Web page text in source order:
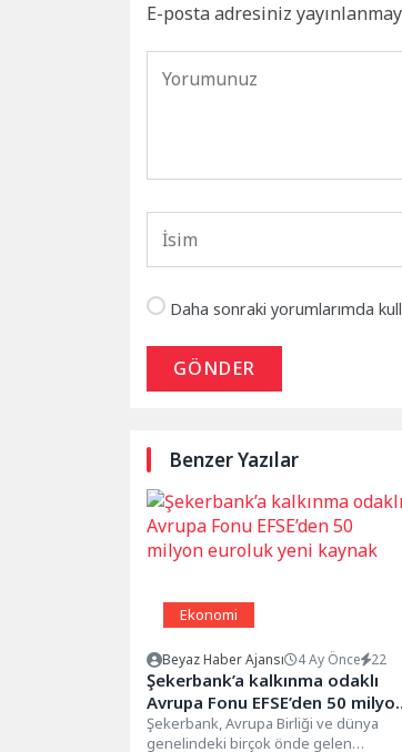
E-posta adresiniz
Daha sonraki yorumlarımda
GÖNDER
Benzer Yazılar
Ekonomi
Beyaz Haber Ajansı 4 Ay Önce 22
Şekerbank’a kalkınma odaklı
Avrupa Fonu EFSE’den 50 milyon
euroluk yeni kaynak
Şekerbank, Avrupa Birliği ve dünya
genelindeki birçok önde gelen